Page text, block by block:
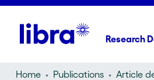
Research
Home Publications